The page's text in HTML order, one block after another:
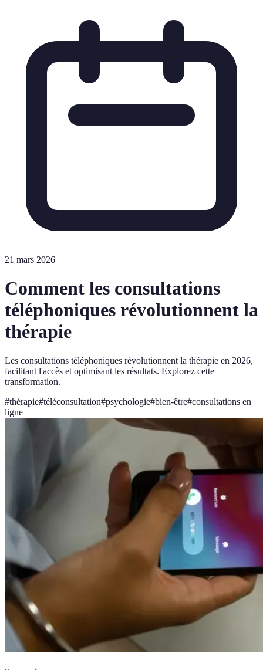
21 mars 2026
Comment les consultations
téléphoniques révolutionnent la
thérapie
Les consultations téléphoniques révolutionnent la thérapie en 2026,
facilitant l'accès et optimisant les résultats. Explorez cette
transformation.
#thérapie#téléconsultation#psychologie#bien-être#consultations en
ligne